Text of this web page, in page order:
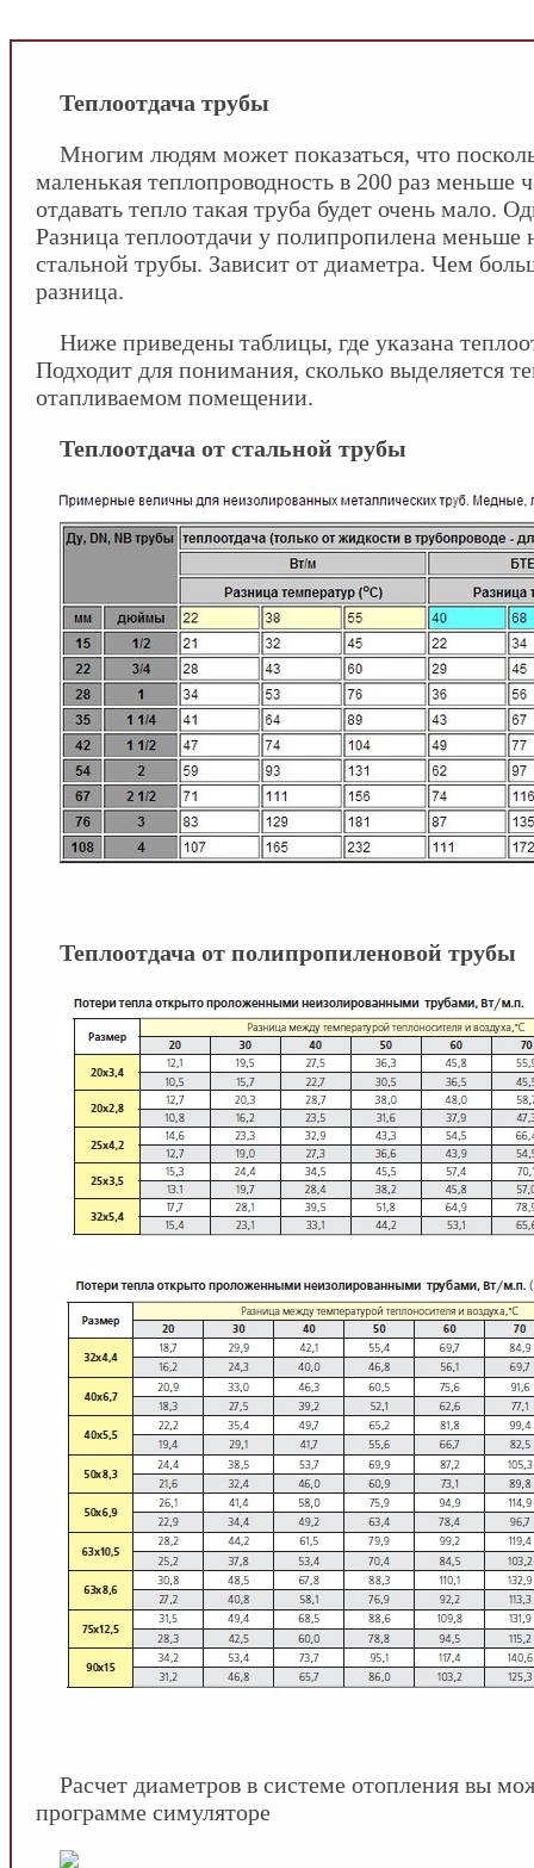
Теплоотдача трубы
Многим людям может показаться, что
маленькая теплопроводность в 200 раз меньше
отдавать тепло такая труба будет очень мало.
Разница теплоотдачи у полипропилена меньше
стальной трубы. Зависит от диаметра. Чем
разница.
Ниже приведены таблицы, где указана
Подходит для понимания, сколько выделяется
отапливаемом помещении.
Теплоотдача от стальной трубы
Теплоотдача от полипропиленовой трубы
Расчет диаметров в системе отопления вы
программе симуляторе